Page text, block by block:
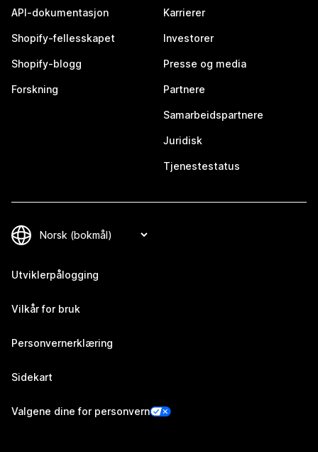
API-dokumentasjon
Shopify-fellesskapet
Shopify-blogg
Forskning
Karrierer
Investorer
Presse og media
Partnere
Samarbeidspartnere
Juridisk
Tjenestestatus
Utviklerpålogging
Vilkår for bruk
Personvernerklæring
Sidekart
Valgene dine for personvern